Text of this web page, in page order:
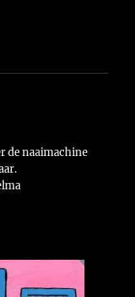
de naaimachine